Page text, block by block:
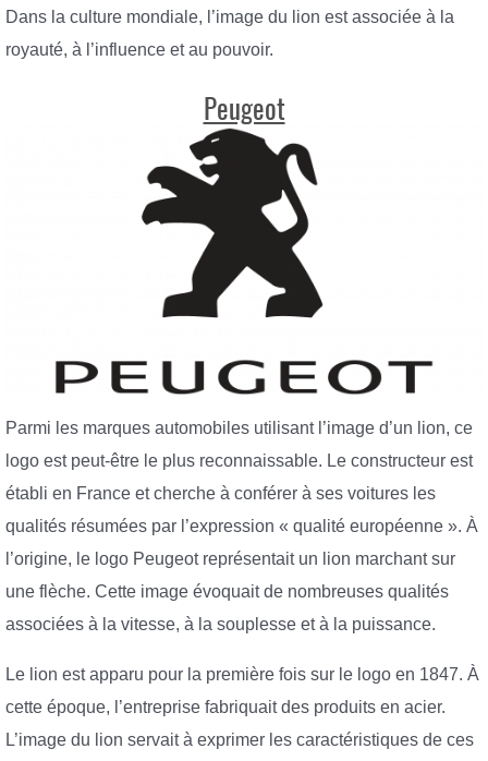
Dans la culture mondiale, l’image du lion est associée à la
royauté, à l’influence et au pouvoir.
Peugeot
Parmi les marques automobiles utilisant l’image d’un lion, ce
logo est peut-être le plus reconnaissable. Le constructeur est
établi en France et cherche à conférer à ses voitures les
qualités résumées par l’expression « qualité européenne ». À
l’origine, le logo Peugeot représentait un lion marchant sur
une flèche. Cette image évoquait de nombreuses qualités
associées à la vitesse, à la souplesse et à la puissance.
Le lion est apparu pour la première fois sur le logo en 1847. À
cette époque, l’entreprise fabriquait des produits en acier.
L’image du lion servait à exprimer les caractéristiques de ces